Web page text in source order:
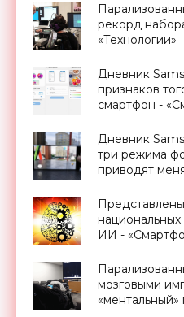
рекорд
«Технологии»
Дневник
признаков
смартфон -
Дневник
три режима
приводят
национальных
ИИ -
мозговыми
«ментальный»